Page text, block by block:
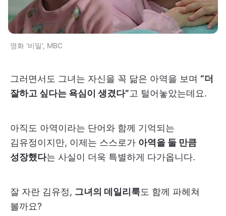
영화 '비밀', MBC
그러면서도 그녀는 자신을 꼭 닮은 아역을 보며 “더
잘하고 싶다는 욕심이 생겼다”고 털어놓았는데요.
아직도 아역이라는 단어와 함께 기억되는
김유정이지만, 이제는 스스로가 아역을 둘 만큼
성장했다는 사실이 더욱 특별하게 다가옵니다.
잘 자란 김유정, 그녀의 데일리룩도 함께 파헤쳐
볼까요?